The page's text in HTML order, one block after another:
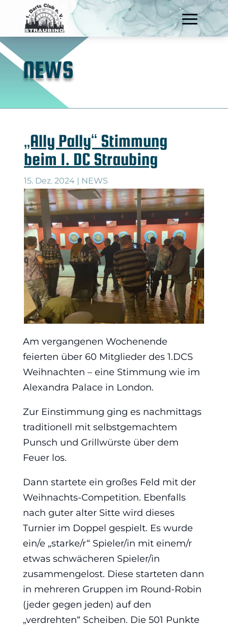
NEWS
„Ally Pally“ Stimmung
beim 1. DC Straubing
15. Dez. 2024 | NEWS
Am vergangenen Wochenende
feierten über 60 Mitglieder des 1.DCS
Weihnachten – eine Stimmung wie im
Alexandra Palace in London.
Zur Einstimmung ging es nachmittags
traditionell mit selbstgemachtem
Punsch und Grillwürste über dem
Feuer los.
Dann startete ein großes Feld mit der
Weihnachts-Competition. Ebenfalls
nach guter alter Sitte wird dieses
Turnier im Doppel gespielt. Es wurde
ein/e „starke/r“ Spieler/in mit einem/r
etwas schwächeren Spieler/in
zusammengelost. Diese starteten dann
in mehreren Gruppen im Round-Robin
(jeder gegen jeden) auf den
„verdrehten“ Scheiben. Die 501 Punkte